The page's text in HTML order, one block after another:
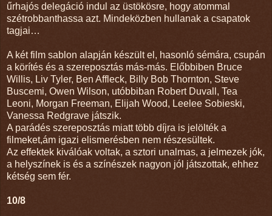
űrhajós delegáció indul az üstökösre, hogy atommal
szétrobbanthassa azt. Mindeközben hullanak a csapatok
tagjai…
A két film sablon alapján készült el, hasonló sémára, csupán
a körítés és a szereposztás más-más. Előbbiben Bruce
Willis, Liv Tyler, Ben Affleck, Billy Bob Thornton, Steve
Buscemi, Owen Wilson, utóbbiban Robert Duvall, Tea
Leoni, Morgan Freeman, Elijah Wood, Leelee Sobieski,
Vanessa Redgrave játszik.
A parádés szereposztás miatt több díjra is jelölték a
filmeket,ám igazi elismerésben nem részesültek.
Az effektek kiválóak voltak, a sztori unalmas, a jelmezek jók,
a helyszínek is és a színészek nagyon jól játszottak, ehhez
kétség sem fér.
10/8